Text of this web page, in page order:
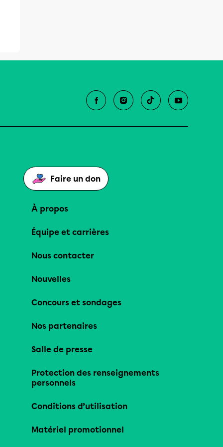
Faire un don
À propos
Équipe et carrières
Nous contacter
Nouvelles
Concours et sondages
Nos partenaires
Salle de presse
Protection des renseignements
personnels
Conditions d’utilisation
Matériel promotionnel